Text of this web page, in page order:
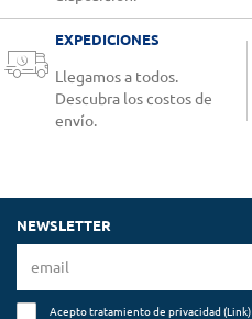
EXPEDICIONES
Llegamos a todos.
Descubra los costos de
envío.
NEWSLETTER
Acepto tratamiento de privacidad (Link)